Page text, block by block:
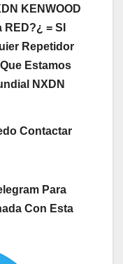
KENWOOD
= SI
Repetidor
Estamos
NXDN
Contactar
Para
Con Esta